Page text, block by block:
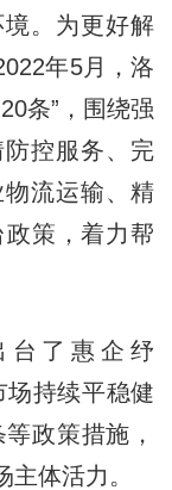
。为更好解
年5月，洛
条”，围绕强
控服务、完
流运输、精
策，着力帮
了惠企纾
场持续平稳健
政策措施，
体活力。